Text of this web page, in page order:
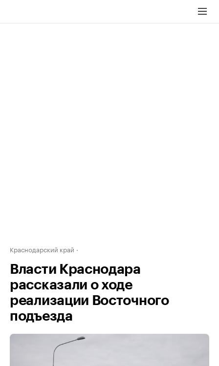
Краснодарский край
Власти Краснодара
рассказали о ходе
реализации Восточного
подъезда